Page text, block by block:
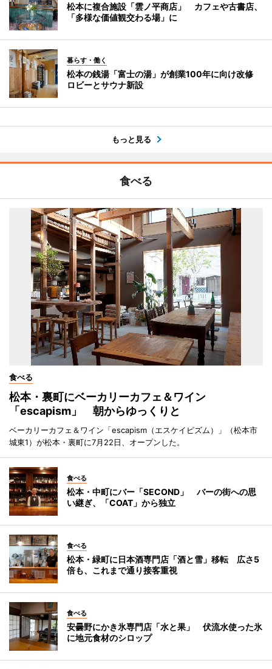
松本に複合施設「雲ノ平商店」 カフェや古書店、
「多様な価値観交わる場」に
暮らす・働く
松本の銭湯「富士の湯」が創業100年に向け改修
ロビーとサウナ新設
もっと見る
食べる
食べる
松本・裏町にベーカリーカフェ＆ワイン
「escapism」 朝からゆっくりと
ベーカリーカフェ＆ワイン「escapism（エスケイピズム）」（松本市
城東1）が松本・裏町に7月22日、オープンした。
食べる
松本・中町にバー「SECOND」 バーの街への思
い継ぎ、「COAT」から独立
食べる
松本・緑町に日本酒専門店「酒と雪」移転 広さ5
倍も、これまで通り接客重視
食べる
安曇野にかき氷専門店「水と果」 伏流水使った氷
に地元食材のシロップ